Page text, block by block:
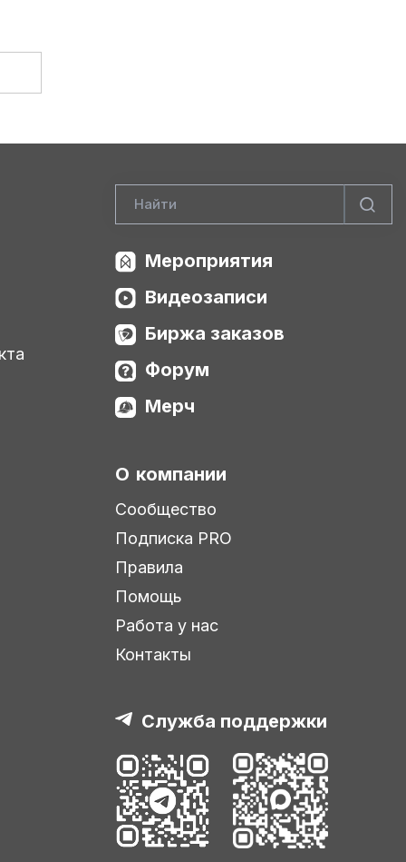
Мероприятия
Видеозаписи
Биржа заказов
Форум
Мерч
О компании
Сообщество
Подписка PRO
Правила
Помощь
Работа у нас
Контакты
Служба поддержки